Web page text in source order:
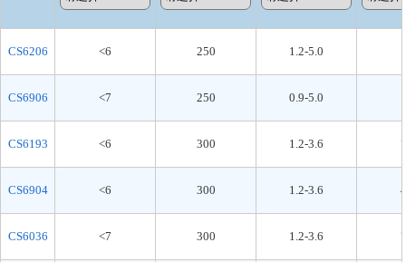
CS6206 <6 250 1.2-5.0
CS6906 <7 250 0.9-5.0
CS6193 <6 300 1.2-3.6
CS6904 <6 300 1.2-3.6
CS6036 <7 300 1.2-3.6